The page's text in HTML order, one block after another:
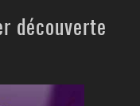
découverte